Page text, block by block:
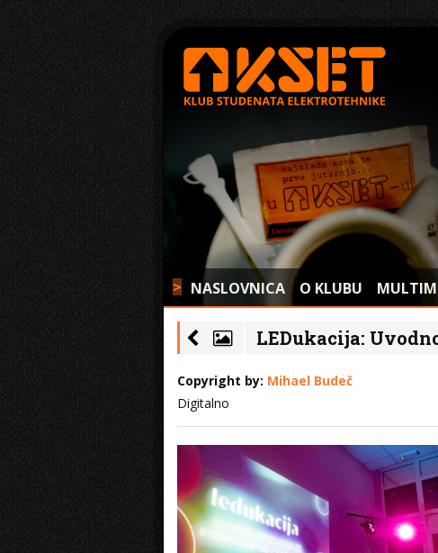
> NASLOVNICA O KLUBU
LEDukacija:
Copyright by: Mihael Budeč
Digitalno